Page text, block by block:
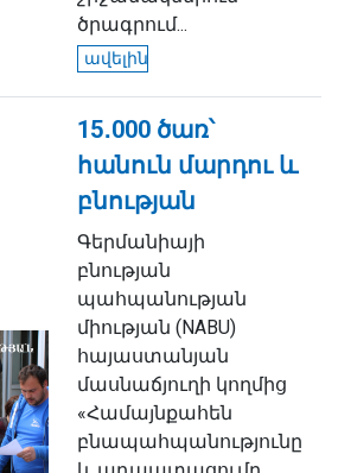
ծրագրում...
ավելին
15․000 ծառ՝
հանուն մարդու և
բնության
Գերմանիայի
բնության
պահպանության
միության (NABU)
հայաստանյան
մասնաճյուղի կողմից
«Համայնքահեն
բնապահպանությունը